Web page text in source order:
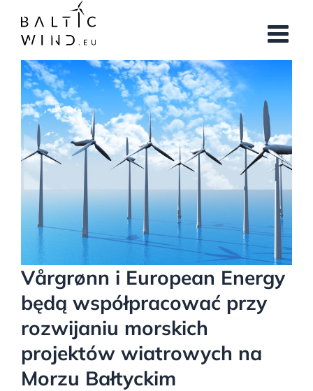
zawartości
Pokaż
większy
obrazek
Vårgrønn i European Energy
będą współpracować przy
rozwijaniu morskich
projektów wiatrowych na
Morzu Bałtyckim